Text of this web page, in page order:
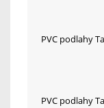
PVC podlahy
PVC podlahy